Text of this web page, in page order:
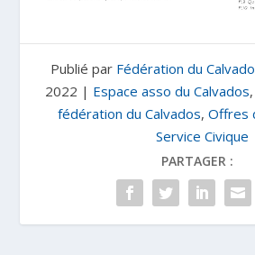
Publié par Fédération du
2022 | Espace asso du Calvados,
fédération du Calvados, Offres
Service Civique
PARTAGER :